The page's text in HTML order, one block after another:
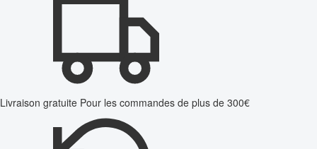
Livraison gratuite Pour les commandes de plus de 300€